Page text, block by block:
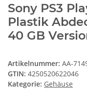
Sony PS3
Plastik
40 GB
Artikelnummer: AA-
GTIN: 4250520622046
Kategorie: Gehäuse